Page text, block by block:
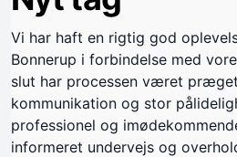
Vi har haft en rigtig god
Bonnerup i forbindelse med
slut har processen været
kommunikation og stor
professionel og
informeret undervejs og